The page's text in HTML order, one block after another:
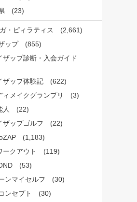
(23)
・ピィラティス
(2,661)
ップ
(855)
ザップ診断・入会ガイド
ザップ体験記
(622)
ィメイクグランプリ
(3)
人
(22)
ザップゴルフ
(22)
(1,183)
ークアウト
(119)
(53)
ンマイセルフ
(30)
ンセプト
(30)